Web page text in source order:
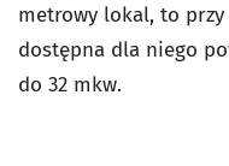
metrowy lokal, to
dostępna dla niego
do 32 mkw.